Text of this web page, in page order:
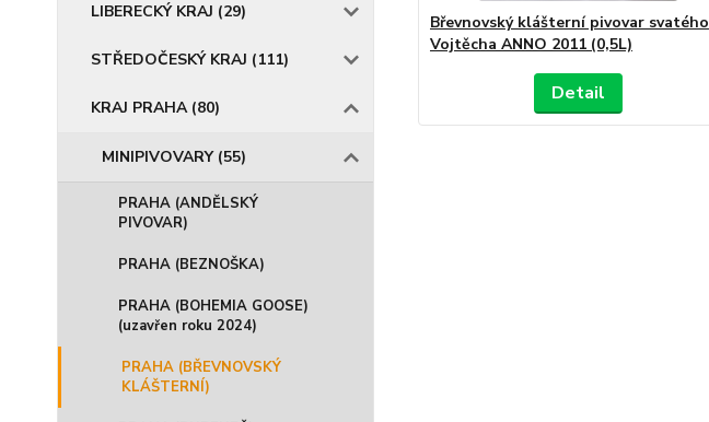
LIBERECKÝ KRAJ (29)
STŘEDOČESKÝ KRAJ (111)
KRAJ PRAHA (80)
MINIPIVOVARY (55)
PRAHA (ANDĚLSKÝ
PIVOVAR)
PRAHA (BEZNOŠKA)
PRAHA (BOHEMIA GOOSE)
(uzavřen roku 2024)
PRAHA (BŘEVNOVSKÝ
KLÁŠTERNÍ)
Břevnovský klášterní pivovar svatého
Vojtěcha ANNO 2011 (0,5L)
Detail